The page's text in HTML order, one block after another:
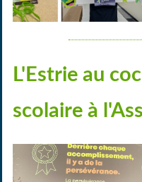
L'Estrie au
scolaire à